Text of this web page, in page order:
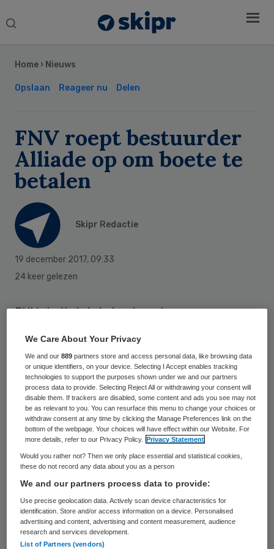
Search
Home › Nieuws
Opslaan Reageer nu Delen
FNV roept bestuurder
Alliade op om boete te
betalen
Skipr Redactie
19 december 2017, 09:33
24 keer gelezen
FNV vindt dat de bestuurder van
betalen. De Nederlandse Zorgautoriteit
(NZa) heeft de boete van 70.000 euro
opgelegd vanwege het niet melden van een
overname door Zorgkompas, dat onderdeel
is van Alliade.
Zorgaanbieders moeten vooraf aan de NZa
melden als zij betrokken zijn bij een
overname. Zij mogen hiertoe pas
daadwerkelijk overgaan als de
zorgautoriteit oordeelt dat de procedure
Sidebar
We Care About Your Privacy
We and our889 partners store and access personal data, like browsing data
or unique identifiers, on your device. Selecting I Accept enables tracking
technologies to support the purposes shown under we and our partners
process data to provide. Selecting Reject All or withdrawing your consent will
disable them. If trackers are disabled, some content and ads you see may not
be as relevant to you. You can resurface this menu to change your choices or
withdraw consent at any time by clicking the Manage Preferences link on the
bottom of the webpage. Your choices will have effect within our Website. For
more details, refer to our Privacy Policy.
Privacy Statement
Would you rather not? Then we only place essential and statistical cookies,
these do not record any data about you as a person
We and our partners process data to provide:
Use precise geolocation data. Actively scan device characteristics for
identification. Store and/or access information on a device. Personalised
advertising and content, advertising and content measurement, audience
research and services development.
List of Partners (vendors)